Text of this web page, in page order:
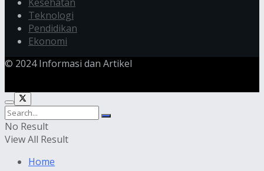
Teknologi
Pendidikan
Ekonomi
© 2024 Informasi dan Artikel
No Result
View All Result
Home